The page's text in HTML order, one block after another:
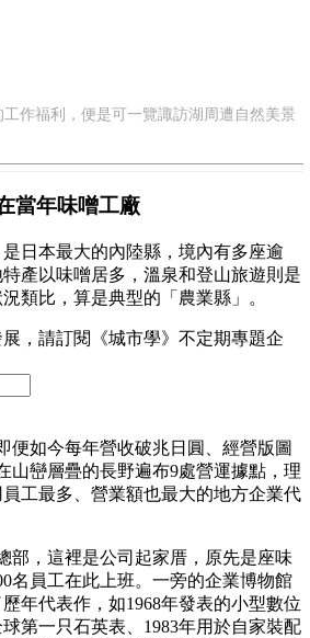
工作福利，便是可一覽諏訪湖周遭自然美景
當年味噌工廠
日本最大的內陸縣，境內有多座逾
產以味噌居多，溫泉和登山旅遊則是
類比，算是典型的「農業縣」。
，請訂閱《城市學》不定期專題企
便如今每年營收破兆日圓、經營版圖
山巒層疊的長野遍布9處營運據點，理
工最多、營業額也最大的地方企業代
部，這裡是公司起家厝，原先是座味
名員工在此上班。一旁的企業博物館
年代表作，如1968年發表的小型數位
第一只石英表、1983年用於自家裝配